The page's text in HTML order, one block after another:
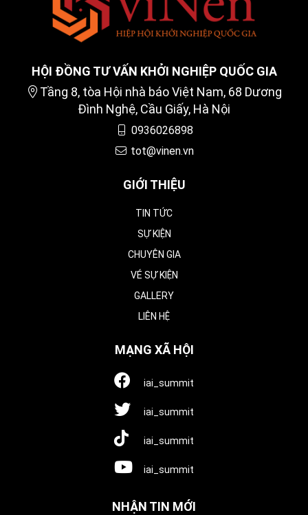
HỘI ĐỒNG TƯ VẤN KHỞI NGHIỆP QUỐC GIA
Tầng 8, tòa Hội nhà báo Việt Nam, 68 Dương
Đình Nghệ, Cầu Giấy, Hà Nội
0936026898
tot@vinen.vn
GIỚI THIỆU
TIN TỨC
SỰ KIỆN
CHUYÊN GIA
VÉ SỰ KIỆN
GALLERY
LIÊN HỆ
MẠNG XÃ HỘI
iai_summit
iai_summit
iai_summit
iai_summit
NHẬN TIN MỚI